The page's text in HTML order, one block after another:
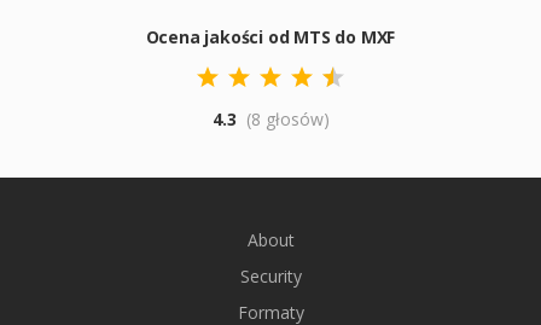
Ocena jakości od MTS do MXF
4.3 (8 głosów)
About
Security
Formaty